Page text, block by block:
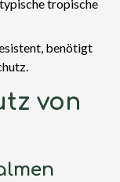
tropische
benötigt
von